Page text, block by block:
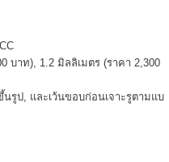
บาท), 1.2 มิลลิเมตร (ราคา 2,300
รูป, และเว้นขอบก่อนเจาะรูตามแบ